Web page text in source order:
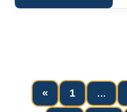
« Previous
Posts
1 …